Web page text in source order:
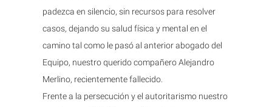
padezca en silencio, sin recursos para resolver
casos, dejando su salud física y mental en el
camino tal como le pasó al anterior abogado del
Equipo, nuestro querido compañero Alejandro
Merlino, recientemente fallecido.
Frente a la persecución y el autoritarismo nuestro